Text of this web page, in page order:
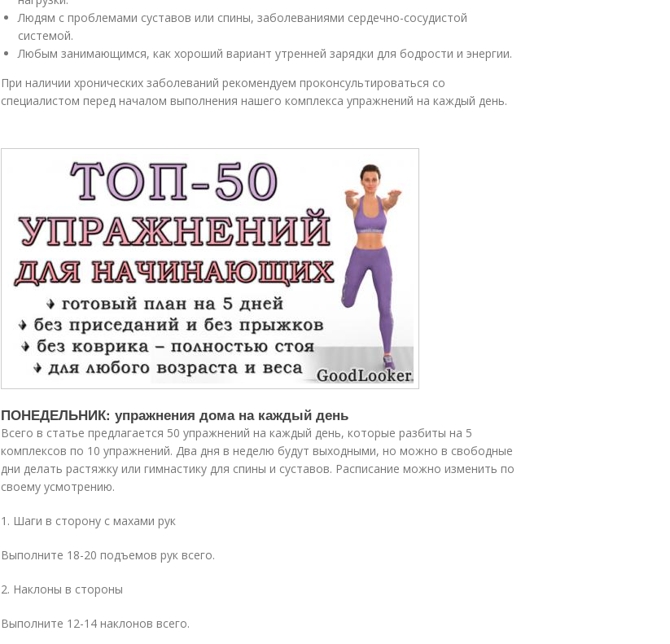
Людям с проблемами суставов или спины, заболеваниями сердечно-сосудистой
системой.
Любым занимающимся, как хороший вариант утренней зарядки для бодрости и энергии.
При наличии хронических заболеваний рекомендуем проконсультироваться со
специалистом перед началом выполнения нашего комплекса упражнений на каждый день.
ПОНЕДЕЛЬНИК: упражнения дома на каждый день
Всего в статье предлагается 50 упражнений на каждый день, которые разбиты на 5
комплексов по 10 упражнений. Два дня в неделю будут выходными, но можно в свободные
дни делать растяжку или гимнастику для спины и суставов. Расписание можно изменить по
своему усмотрению.
1. Шаги в сторону с махами рук
Выполните 18-20 подъемов рук всего.
2. Наклоны в стороны
Выполните 12-14 наклонов всего.